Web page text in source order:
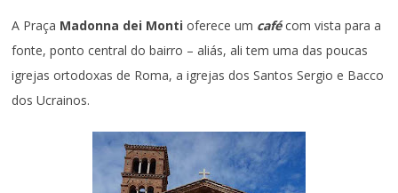
A Praça Madonna dei Monti oferece um cafécom vista para a
fonte, ponto central do bairro – aliás, ali tem uma das poucas
igrejas ortodoxas de Roma, a igrejas dos Santos Sergio e Bacco
dos Ucrainos.